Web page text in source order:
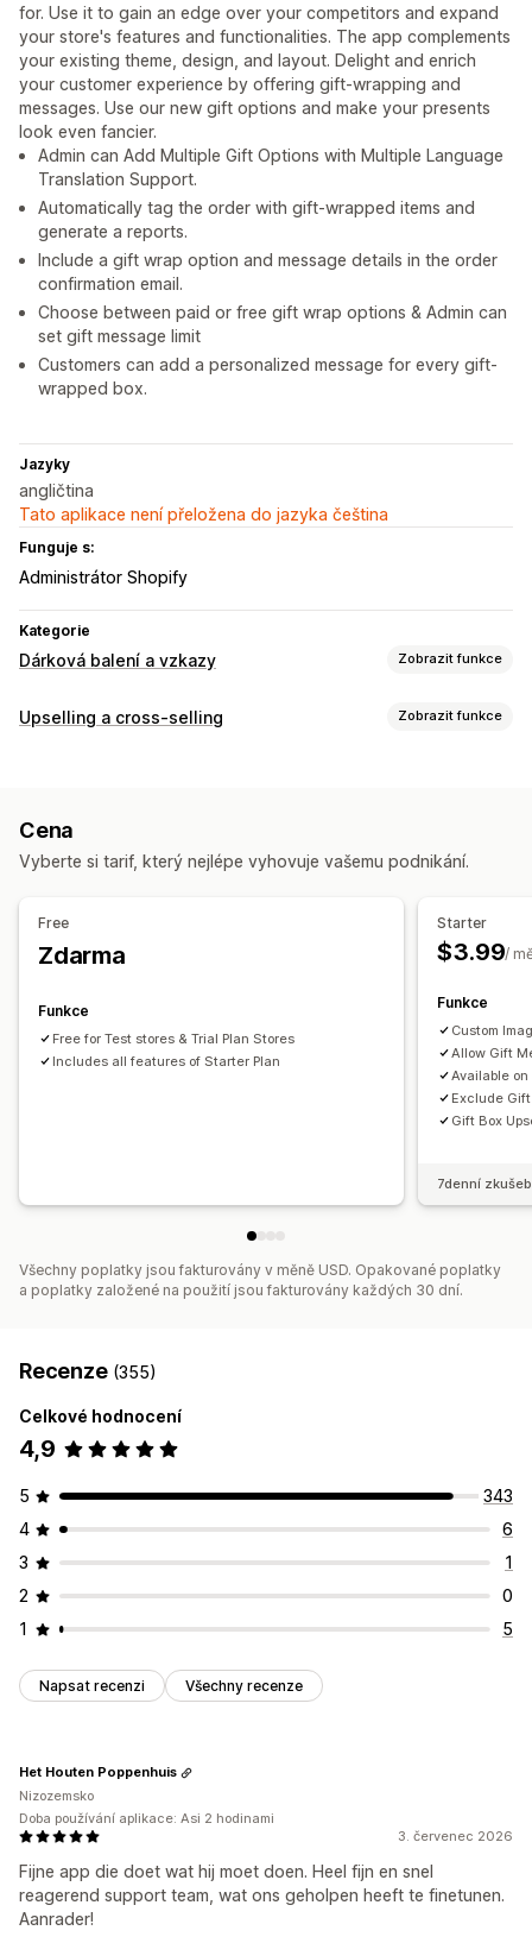
for. Use it to gain an edge over your competitors and expand
your store's features and functionalities. The app complements
your existing theme, design, and layout. Delight and enrich
your customer experience by offering gift-wrapping and
messages. Use our new gift options and make your presents
look even fancier.
Admin can Add Multiple Gift Options with Multiple Language
Translation Support.
Automatically tag the order with gift-wrapped items and
generate a reports.
Include a gift wrap option and message details in the order
confirmation email.
Choose between paid or free gift wrap options & Admin can
set gift message limit
Customers can add a personalized message for every gift-
wrapped box.
Jazyky
angličtina
Tato aplikace není přeložena do jazyka čeština
Funguje s:
Administrátor Shopify
Kategorie
Dárková balení a vzkazy Zobrazit funkce
Možnosti dárků
Přizpůsobení
Automatické označování
Dárkový widget
Vlastní design
Upselling a cross-selling Zobrazit funkce
Doplňky jedním kliknutím
Vlastní HTML
Více jazyků
Konverzní poměry
Cena
Vyberte si tarif, který nejlépe vyhovuje vašemu podnikání.
Free
Zdarma
Funkce
Free for Test stores & Trial Plan Stores
Includes all features of Starter Plan
Starter
$3.99/
Funkce
Custom
Allow Gift
Available
Exclude
Gift Box
7denní
Všechny poplatky jsou fakturovány v měně USD. Opakované poplatky
a poplatky založené na použití jsou fakturovány každých 30 dní.
Recenze (355)
Celkové hodnocení
4,9
5
343
4
6
3
1
2
0
1
5
Napsat recenzi Všechny recenze
3. červenec 2026
Fijne app die doet wat hij moet doen. Heel fijn en snel
reagerend support team, wat ons geholpen heeft te finetunen.
Aanrader!
Het Houten Poppenhuis
Nizozemsko
Doba používání aplikace: Asi 2 hodinami